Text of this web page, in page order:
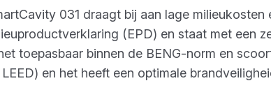
031 draagt bij aan lage
(EPD) en staat met een
toepasbaar binnen de BENG-norm en
LEED) en het heeft een optimale